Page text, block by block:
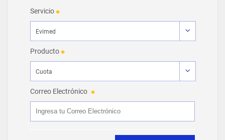
Servicio
Producto
Correo Electrónico